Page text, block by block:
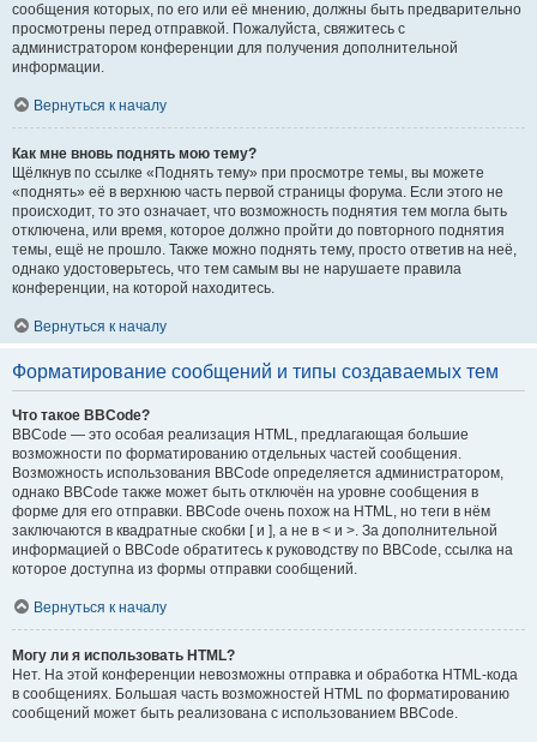
сообщения которых, по его или её мнению, должны быть предварительно
просмотрены перед отправкой. Пожалуйста, свяжитесь с
администратором конференции для получения дополнительной
информации.
Вернуться к началу
Как мне вновь поднять мою тему?
Щёлкнув по ссылке «Поднять тему» при просмотре темы, вы можете
«поднять» её в верхнюю часть первой страницы форума. Если этого не
происходит, то это означает, что возможность поднятия тем могла быть
отключена, или время, которое должно пройти до повторного поднятия
темы, ещё не прошло. Также можно поднять тему, просто ответив на неё,
однако удостоверьтесь, что тем самым вы не нарушаете правила
конференции, на которой находитесь.
Вернуться к началу
Форматирование сообщений и типы создаваемых тем
Что такое BBCode?
BBCode — это особая реализация HTML, предлагающая большие
возможности по форматированию отдельных частей сообщения.
Возможность использования BBCode определяется администратором,
однако BBCode также может быть отключён на уровне сообщения в
форме для его отправки. BBCode очень похож на HTML, но теги в нём
заключаются в квадратные скобки [ и ], а не в < и >. За дополнительной
информацией о BBCode обратитесь к руководству по BBCode, ссылка на
которое доступна из формы отправки сообщений.
Вернуться к началу
Могу ли я использовать HTML?
Нет. На этой конференции невозможны отправка и обработка HTML-кода
в сообщениях. Большая часть возможностей HTML по форматированию
сообщений может быть реализована с использованием BBCode.